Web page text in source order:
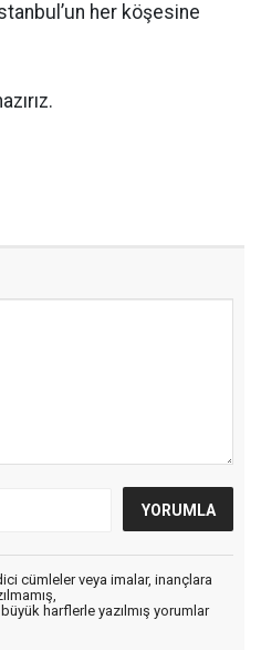
her köşesine
cümleler veya imalar, inançlara
harflerle yazılmış yorumlar